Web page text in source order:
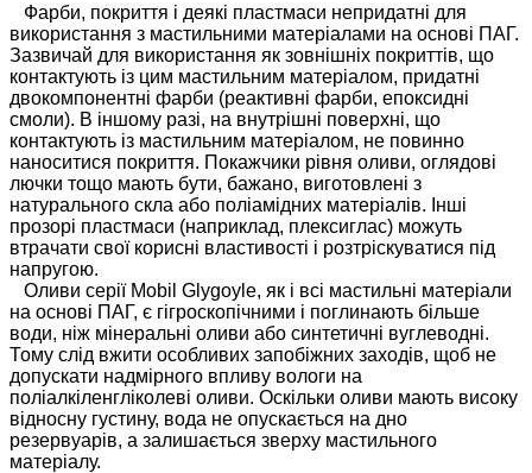
Фарби, покриття і деякі пластмаси непридатні для
використання з мастильними матеріалами на основі ПАГ.
Зазвичай для використання як зовнішніх покриттів, що
контактують із цим мастильним матеріалом, придатні
двокомпонентні фарби (реактивні фарби, епоксидні
смоли). В іншому разі, на внутрішні поверхні, що
контактують із мастильним матеріалом, не повинно
наноситися покриття. Покажчики рівня оливи, оглядові
лючки тощо мають бути, бажано, виготовлені з
натурального скла або поліамідних матеріалів. Інші
прозорі пластмаси (наприклад, плексиглас) можуть
втрачати свої корисні властивості і розтріскуватися під
напругою.
Оливи серії Mobil Glygoyle, як і всі мастильні матеріали
на основі ПАГ, є гігроскопічними і поглинають більше
води, ніж мінеральні оливи або синтетичні вуглеводні.
Тому слід вжити особливих запобіжних заходів, щоб не
допускати надмірного впливу вологи на
поліалкіленгліколеві оливи. Оскільки оливи мають високу
відносну густину, вода не опускається на дно
резервуарів, а залишається зверху мастильного
матеріалу.